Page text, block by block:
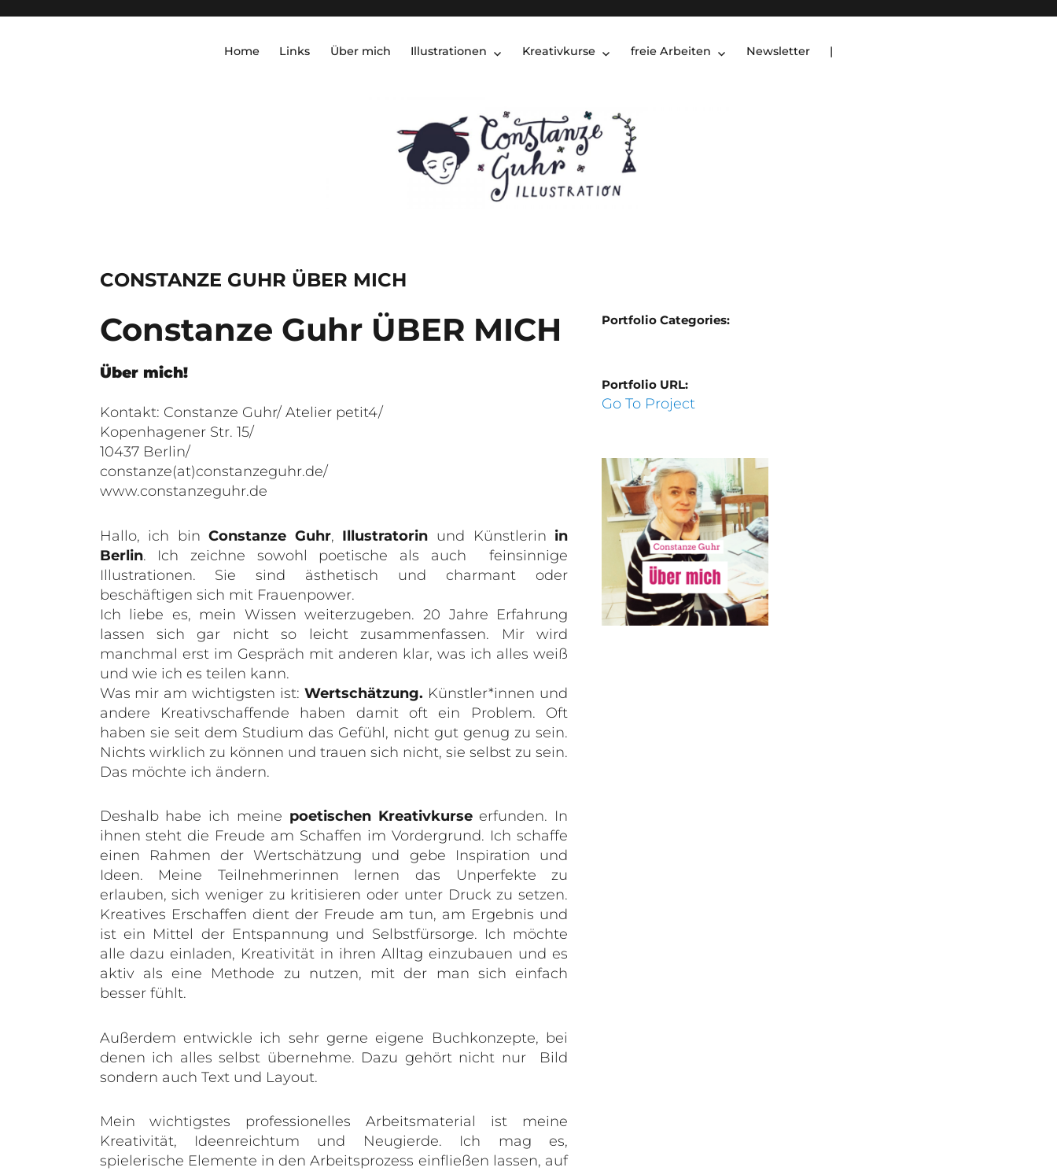
Home Links Über mich Illustrationen Kreativkurse freie Arbeiten Newsletter |
CONSTANZE GUHR ÜBER MICH
Constanze Guhr ÜBER MICH
Über mich!
Kontakt: Constanze Guhr/ Atelier petit4/
Kopenhagener Str. 15/
10437 Berlin/
constanze(at)constanzeguhr.de/
www.constanzeguhr.de
Hallo, ich binConstanze Guhr, Illustratorin und Künstlerin in
Berlin. Ich zeichne sowohl poetische als auch feinsinnige
Illustrationen. Sie sind ästhetisch und charmant oder
beschäftigen sich mit Frauenpower.
Ich liebe es, mein Wissen weiterzugeben. 20 Jahre Erfahrung
lassen sich gar nicht so leicht zusammenfassen. Mir wird
manchmal erst im Gespräch mit anderen klar, was ich alles weiß
und wie ich es teilen kann.
Was mir am wichtigsten ist:Wertschätzung. Künstler*innen und
andere Kreativschaffende haben damit oft ein Problem. Oft
haben sie seit dem Studium das Gefühl, nicht gut genug zu sein.
Nichts wirklich zu können und trauen sich nicht, sie selbst zu sein.
Das möchte ich ändern.
Deshalb habe ich meine poetischen Kreativkurseerfunden. In
ihnen steht die Freude am Schaffen im Vordergrund. Ich schaffe
einen Rahmen der Wertschätzung und gebe Inspiration und
Ideen. Meine Teilnehmerinnen lernen das Unperfekte zu
erlauben, sich weniger zu kritisieren oder unter Druck zu setzen.
Kreatives Erschaffen dient der Freude am tun, am Ergebnis und
ist ein Mittel der Entspannung und Selbstfürsorge. Ich möchte
alle dazu einladen, Kreativität in ihren Alltag einzubauen und es
aktiv als eine Methode zu nutzen, mit der man sich einfach
besser fühlt.
Außerdem entwickle ich sehr gerne eigene Buchkonzepte, bei
denen ich alles selbst übernehme. Dazu gehört nicht nur Bild
sondern auch Text und Layout.
Mein wichtigstes professionelles Arbeitsmaterial ist meine
Kreativität, Ideenreichtum und Neugierde. Ich mag es,
spielerische Elemente in den Arbeitsprozess einfließen lassen, auf
Portfolio Categories:
Portfolio URL:
Go To Project